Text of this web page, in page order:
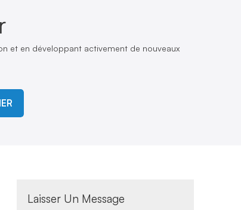
et en développant activement de nouveaux
Laisser Un Message